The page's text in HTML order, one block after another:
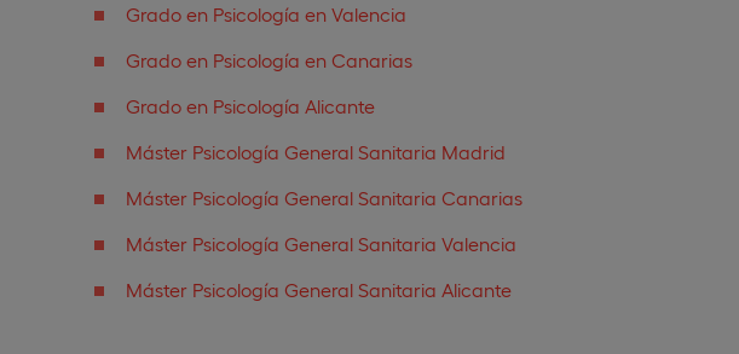
Grado en Psicología en Valencia
Grado en Psicología en Canarias
Grado en Psicología Alicante
Máster Psicología General Sanitaria Madrid
Máster Psicología General Sanitaria Canarias
Máster Psicología General Sanitaria Valencia
Máster Psicología General Sanitaria Alicante